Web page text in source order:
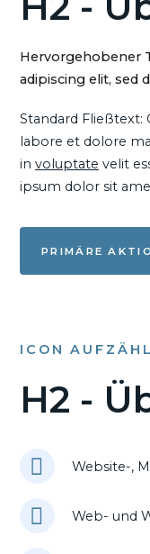
Hervorgehobener
adipiscing elit, sed
Standard Fließtext:
labore et dolore
in voluptate velit
ipsum dolor sit
PRIMÄRE
ICON
H2 -
Website-,
Web- und